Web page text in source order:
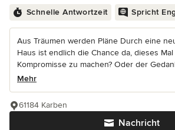
Schnelle Antwortzeit Spricht
Aus Träumen werden Pläne Durch eine
Haus ist endlich die Chance da, dieses
Kompromisse zu machen? Oder der
Mehr
Nachricht
61184 Karben